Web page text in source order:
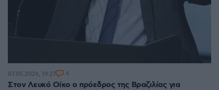
Στον Λευκό Οίκο ο πρόεδρος της Βραζιλίας για
07.05.2026, 19:27 4